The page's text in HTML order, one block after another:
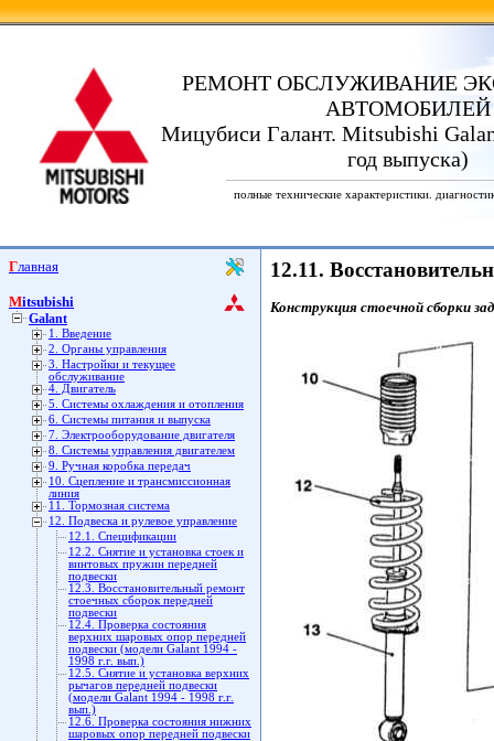
РЕМОНТ ОБСЛУЖИВАНИЕ
АВТОМОБИЛЕЙ
Мицубиси Галант. Mitsubishi
год выпуска)
полные технические характеристики.
Главная
Mitsubishi
Galant
1. Введение
2. Органы управления
3. Настройки и текущее
обслуживание
4. Двигатель
5. Системы охлаждения и отопления
6. Системы питания и выпуска
7. Электрооборудование двигателя
8. Системы управления двигателем
9. Ручная коробка передач
10. Сцепление и трансмиссионная
линия
11. Тормозная система
12. Подвеска и рулевое управление
12.1. Спецификации
12.2. Снятие и установка стоек и
винтовых пружин передней
подвески
12.3. Восстановительный ремонт
стоечных сборок передней
подвески
12.4. Проверка состояния
верхних шаровых опор передней
подвески (модели Galant 1994 -
1998 г.г. вып.)
12.5. Снятие и установка верхних
рычагов передней подвески
(модели Galant 1994 - 1998 г.г.
вып.)
12.6. Проверка состояния нижних
шаровых опор передней подвески
12.11.
Конструкция стоечной сборки